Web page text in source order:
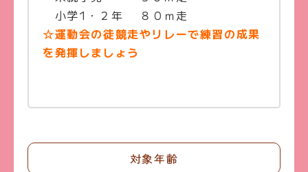
小学1・２年 ８０ｍ走
☆運動会の徒競走やリレーで練習の成果
を発揮しましょう
対象年齢